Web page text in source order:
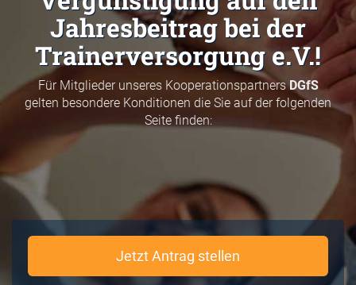
Jahresbeitrag bei der
Trainerversorgung e.V.!
Für Mitglieder unseres KooperationspartnersDGfS
gelten besondere Konditionen die Sie auf der folgenden
Seite finden:
Jetzt Antrag stellen